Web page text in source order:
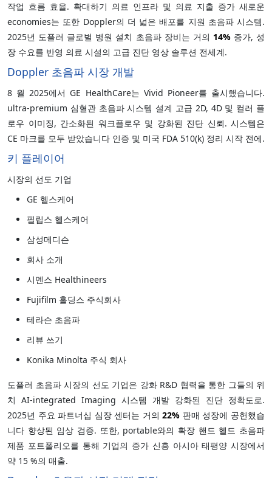
작업 흐름 효율. 확대하기 의료 인프라 및 의료 지출 증가 새로운
economies는 또한 Doppler의 더 넓은 배포를 지원 초음파 시스템.
2025년 도플러 글로벌 병원 설치 초음파 장비는 거의 14%증가, 성
장 수요를 반영 의료 시설의 고급 진단 영상 솔루션 전세계.
Doppler 초음파 시장 개발
8 월 2025에서 GE HealthCare는 Vivid Pioneer를 출시했습니다.
ultra-premium 심혈관 초음파 시스템 설계 고급 2D, 4D 및 컬러 플
로우 이미징, 간소화된 워크플로우 및 강화된 진단 신뢰. 시스템은
CE 마크를 모두 받았습니다 인증 및 미국 FDA 510(k) 정리 시작 전에.
키 플레이어
시장의 선도 기업
GE 헬스케어
필립스 헬스케어
삼성메디슨
회사 소개
시멘스 Healthineers
Fujifilm 홀딩스 주식회사
테라슨 초음파
리뷰 쓰기
Konika Minolta 주식 회사
도플러 초음파 시장의 선도 기업은 강화 R&D 협력을 통한 그들의 위
치 AI-integrated Imaging 시스템 개발 강화된 진단 정확도로.
2025년 주요 파트너십 심장 센터는 거의22% 판매 성장에 공헌했습
니다 향상된 임상 검증. 또한, portable와의 확장 핸드 헬드 초음파
제품 포트폴리오를 통해 기업의 증가 신흥 아시아 태평양 시장에서
약 15 %의 매출.